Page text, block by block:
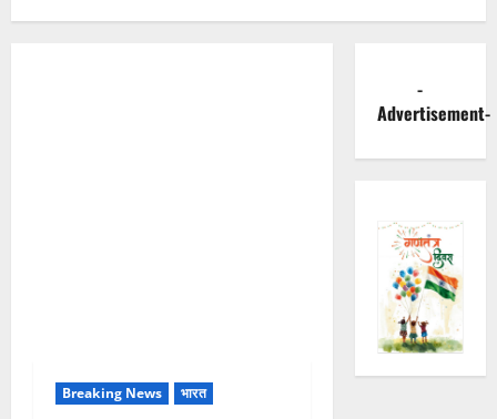
Breaking News भारत
-
Advertisement-